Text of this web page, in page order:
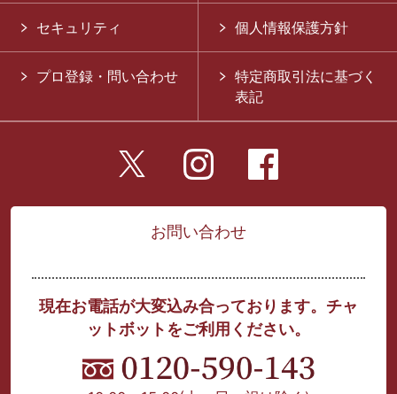
セキュリティ 個人情報保護方針
プロ登録・問い合わせ
特定商取引法に基づく
表記
お問い合わせ
現在お電話が大変込み合っております。チャ
ットボットをご利用ください。